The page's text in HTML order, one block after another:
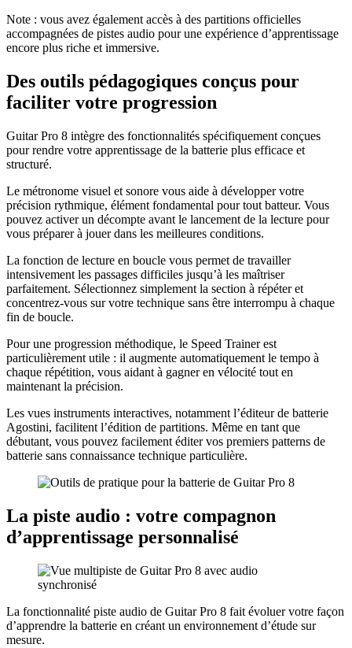
Note : vous avez également accès à des partitions officielles
accompagnées de pistes audio pour une expérience d’apprentissage
encore plus riche et immersive.
Des outils pédagogiques conçus pour
faciliter votre progression
Guitar Pro 8 intègre des fonctionnalités spécifiquement conçues
pour rendre votre apprentissage de la batterie plus efficace et
structuré.
Le métronome visuel et sonore vous aide à développer votre
précision rythmique, élément fondamental pour tout batteur. Vous
pouvez activer un décompte avant le lancement de la lecture pour
vous préparer à jouer dans les meilleures conditions.
La fonction de lecture en boucle vous permet de travailler
intensivement les passages difficiles jusqu’à les maîtriser
parfaitement. Sélectionnez simplement la section à répéter et
concentrez-vous sur votre technique sans être interrompu à chaque
fin de boucle.
Pour une progression méthodique, le Speed Trainer est
particulièrement utile : il augmente automatiquement le tempo à
chaque répétition, vous aidant à gagner en vélocité tout en
maintenant la précision.
Les vues instruments interactives, notamment l’éditeur de batterie
Agostini, facilitent l’édition de partitions. Même en tant que
débutant, vous pouvez facilement éditer vos premiers patterns de
batterie sans connaissance technique particulière.
La piste audio : votre compagnon
d’apprentissage personnalisé
La fonctionnalité piste audio de Guitar Pro 8 fait évoluer votre façon
d’apprendre la batterie en créant un environnement d’étude sur
mesure.